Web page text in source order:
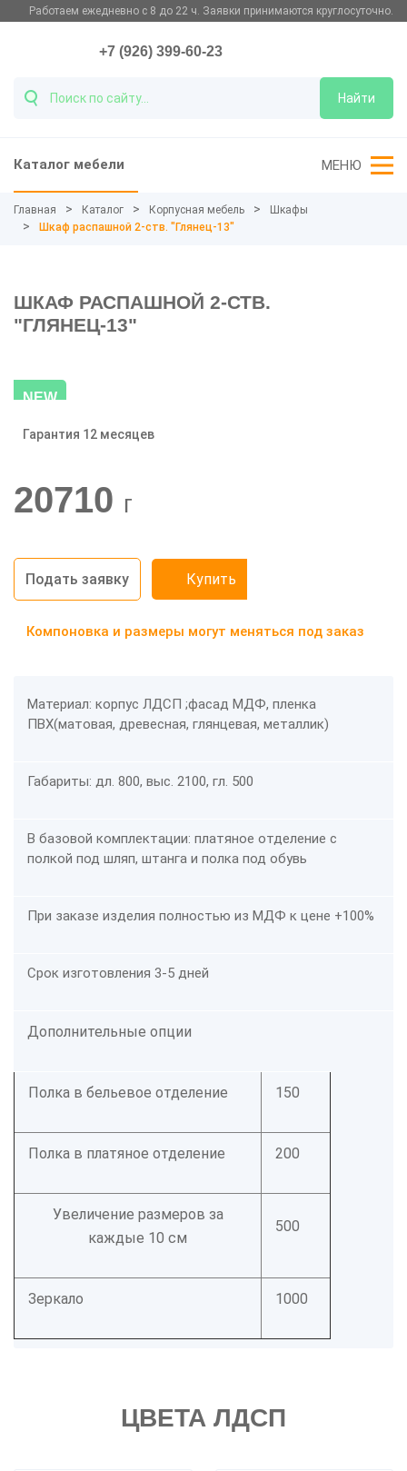
Работаем ежедневно с 8 до 22 ч. Заявки принимаются круглосуточно.
Найти
+7 (926) 399-60-23
Каталог мебели МЕНЮ
Главная Каталог Корпусная мебель
Шкафы
Шкаф распашной 2-ств. "Глянец-13"
ШКАФ РАСПАШНОЙ 2-СТВ.
"ГЛЯНЕЦ-13"
NEW
-20%
Гарантия 12 месяцев
20710 г
Подать заявку Купить
Компоновка и размеры могут меняться под заказ
Материал: корпус ЛДСП ;фасад МДФ, пленка
ПВХ(матовая, древесная, глянцевая, металлик)
Габариты: дл. 800, выс. 2100, гл. 500
В базовой комплектации: платяное отделение с
полкой под шляп, штанга и полка под обувь
При заказе изделия полностью из МДФ к цене +100%
Срок изготовления 3-5 дней
Дополнительные опции
Полка в бельевое отделение 150
Полка в платяное отделение 200
Увеличение размеров за
каждые 10 см
500
Зеркало 1000
ЦВЕТА ЛДСП